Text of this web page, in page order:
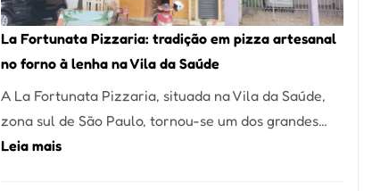
Restaurantes
Mais
de
Pinheiros
La Fortunata Pizzaria: tradição em pizza artesanal
no forno à lenha na Vila da Saúde
A La Fortunata Pizzaria, situada na Vila da Saúde,
zona sul de São Paulo, tornou-se um dos grandes…
Leia mais: